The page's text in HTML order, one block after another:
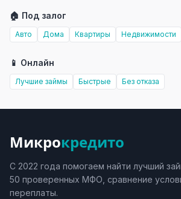
🏠 Под залог
Авто Дома Квартиры Недвижимости
📱 Онлайн
Лучшие займы Быстрые Без отказа
Микрокредито
С 2022 года помогаем найти лучший
50 проверенных МФО, сравнение
переплаты.